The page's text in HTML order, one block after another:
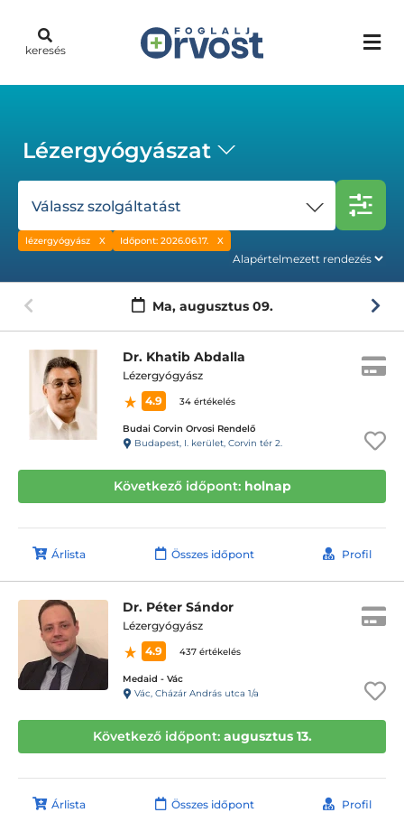
keresés
Lézergyógyászat
Válassz szolgáltatást
lézergyógyász Időpont: 2026.06.17.
Ma, augusztus 09.
Dr. Khatib Abdalla
Lézergyógyász
4.9
34 értékelés
Budai Corvin Orvosi Rendelő
Budapest, I. kerület, Corvin tér 2.
Következő időpont: holnap
Árlista Összes időpont Profil
Dr. Péter Sándor
Lézergyógyász
4.9
437 értékelés
Medaid - Vác
Vác, Cházár András utca 1/a
Következő időpont: augusztus 13.
Árlista Összes időpont Profil